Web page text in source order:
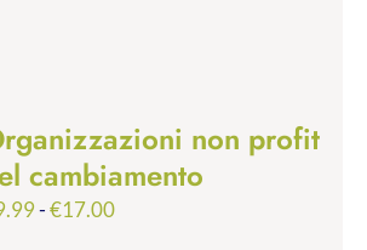
non profit
cambiamento
-€17.00Fascia